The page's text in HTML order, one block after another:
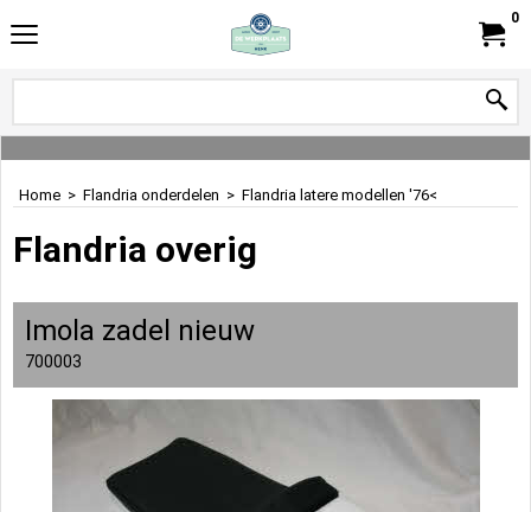
0
Home > Flandria onderdelen > Flandria latere modellen '76<
Flandria overig
Imola zadel nieuw
700003